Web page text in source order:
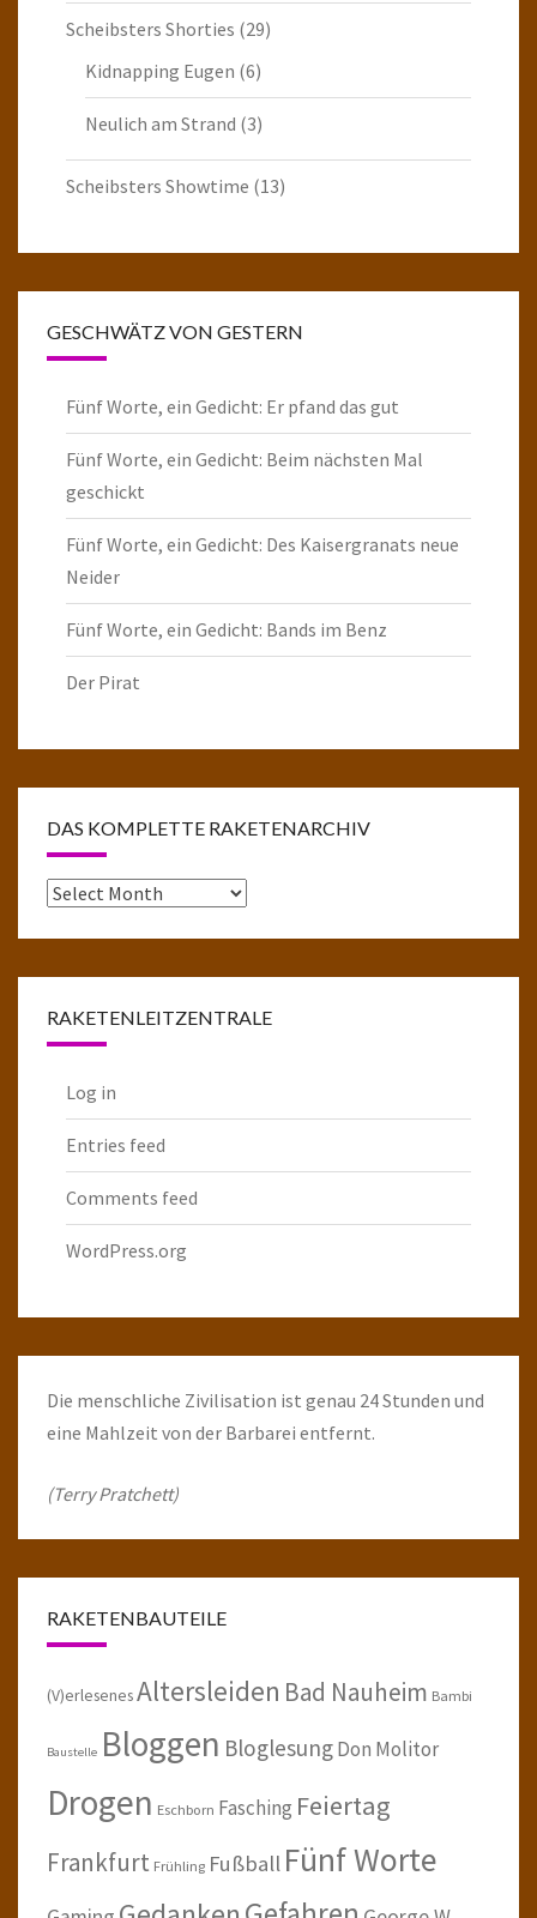
Scheibsters Shorties (29)
Kidnapping Eugen (6)
Neulich am Strand (3)
Scheibsters Showtime (13)
GESCHWÄTZ VON GESTERN
Fünf Worte, ein Gedicht: Er pfand das gut
Fünf Worte, ein Gedicht: Beim nächsten Mal
geschickt
Fünf Worte, ein Gedicht: Des Kaisergranats neue
Neider
Fünf Worte, ein Gedicht: Bands im Benz
Der Pirat
DAS KOMPLETTE RAKETENARCHIV
Das
RAKETENLEITZENTRALE
Log in
Entries feed
Comments feed
WordPress.org
Die menschliche Zivilisation ist genau 24 Stunden und
eine Mahlzeit von der Barbarei entfernt.
(Terry Pratchett)
RAKETENBAUTEILE
(V)erlesenesAltersleiden Bad Nauheim Bambi
Baustelle Bloggen BloglesungDon Molitor
Drogen Eschborn Fasching Feiertag
Frankfurt Frühling Fußball Fünf Worte